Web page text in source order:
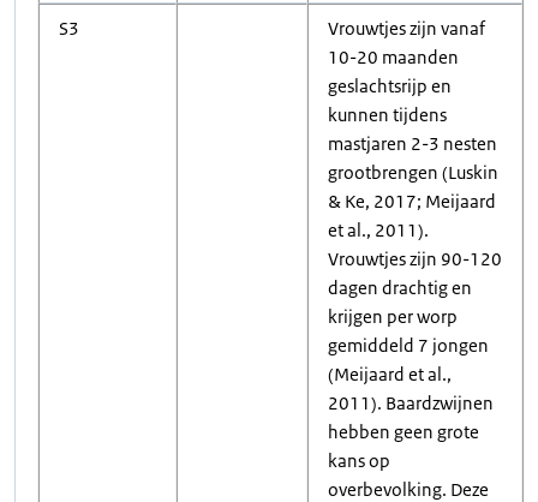
S3
Vrouwtjes zijn vanaf
10-20 maanden
geslachtsrijp en
kunnen tijdens
mastjaren 2-3 nesten
grootbrengen (Luskin
& Ke, 2017; Meijaard
et al., 2011).
Vrouwtjes zijn 90-120
dagen drachtig en
krijgen per worp
gemiddeld 7 jongen
(Meijaard et al.,
2011). Baardzwijnen
hebben geen grote
kans op
overbevolking. Deze